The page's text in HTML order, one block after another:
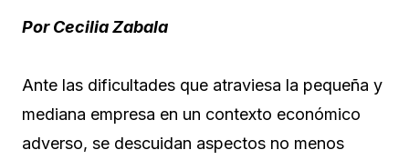
Por Cecilia Zabala
Ante las dificultades que atraviesa la pequeña y
mediana empresa en un contexto económico
adverso, se descuidan aspectos no menos